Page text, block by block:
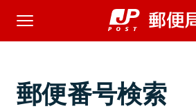
郵便番号検索